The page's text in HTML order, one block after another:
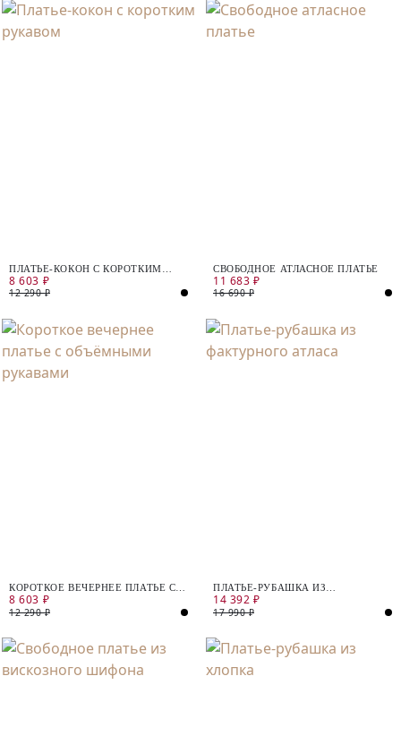
ПЛАТЬЕ-КОКОН С КОРОТКИМ
РУКАВОМ
8 603 ₽
12 290 ₽
СВОБОДНОЕ АТЛАСНОЕ ПЛАТЬЕ
11 683 ₽
16 690 ₽
КОРОТКОЕ ВЕЧЕРНЕЕ ПЛАТЬЕ С
ОБЪЁМНЫМИ РУКАВАМИ
8 603 ₽
12 290 ₽
ПЛАТЬЕ-РУБАШКА ИЗ
ФАКТУРНОГО АТЛАСА
14 392 ₽
17 990 ₽